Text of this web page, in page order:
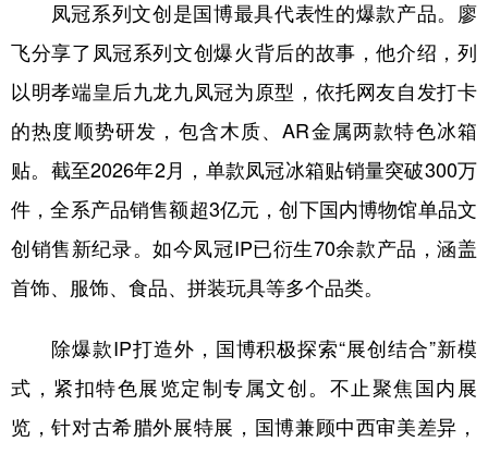
凤冠系列文创是国博最具代表性的爆款产品。廖
飞分享了凤冠系列文创爆火背后的故事，他介绍，列
以明孝端皇后九龙九凤冠为原型，依托网友自发打卡
的热度顺势研发，包含木质、AR金属两款特色冰箱
贴。截至2026年2月，单款凤冠冰箱贴销量突破300万
件，全系产品销售额超3亿元，创下国内博物馆单品文
创销售新纪录。如今凤冠IP已衍生70余款产品，涵盖
首饰、服饰、食品、拼装玩具等多个品类。
除爆款IP打造外，国博积极探索“展创结合”新模
式，紧扣特色展览定制专属文创。不止聚焦国内展
览，针对古希腊外展特展，国博兼顾中西审美差异，